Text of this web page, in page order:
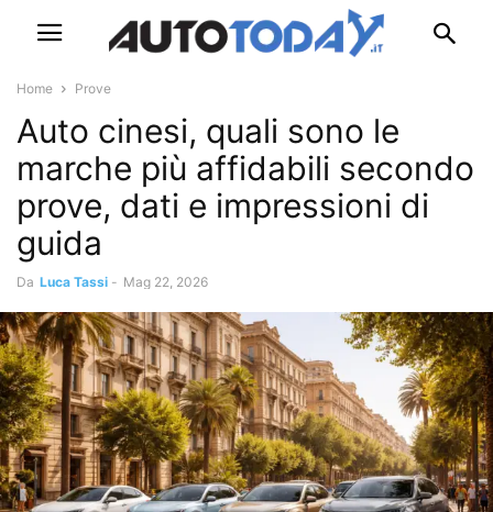
Home Prove
Auto cinesi, quali sono le
marche più affidabili secondo
prove, dati e impressioni di
guida
Da Luca Tassi - Mag 22, 2026